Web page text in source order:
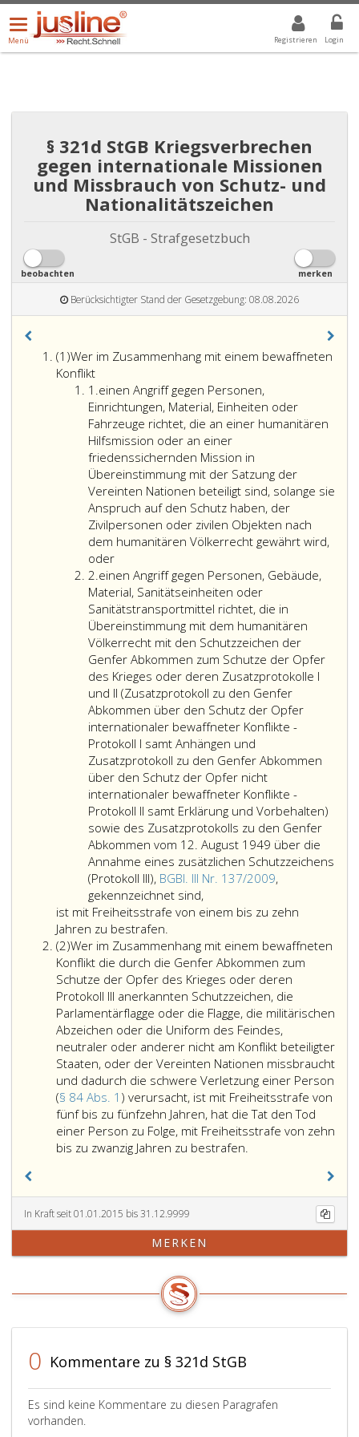
Registrieren Login
Menü
öffnen/schließen
Menü
ALLE DROPDOWN: GEWÄHLTER WERT IST ALLE
§ 321d StGB Kriegsverbrechen
gegen internationale Missionen
und Missbrauch von Schutz- und
Nationalitätszeichen
StGB - Strafgesetzbuch
beobachten merken
Berücksichtigter Stand der Gesetzgebung: 08.08.2026
(1)Absatz
eins
Wer im Zusammenhang mit einem bewaffneten
Konflikt
1.Ziffer
eins
einen Angriff gegen Personen,
Einrichtungen, Material, Einheiten oder
Fahrzeuge richtet, die an einer humanitären
Hilfsmission oder an einer
friedenssichernden Mission in
Übereinstimmung mit der Satzung der
Vereinten Nationen beteiligt sind, solange sie
Anspruch auf den Schutz haben, der
Zivilpersonen oder zivilen Objekten nach
dem humanitären Völkerrecht gewährt wird,
oder
2.Ziffer
2
einen Angriff gegen Personen, Gebäude,
Material, Sanitätseinheiten oder
Sanitätstransportmittel richtet, die in
Übereinstimmung mit dem humanitären
Völkerrecht mit den Schutzzeichen der
Genfer Abkommen zum Schutze der Opfer
des Krieges oder deren Zusatzprotokolle I
und II (Zusatzprotokoll zu den Genfer
Abkommen über den Schutz der Opfer
internationaler bewaffneter Konflikte -
Protokoll I samt Anhängen und
Zusatzprotokoll zu den Genfer Abkommen
über den Schutz der Opfer nicht
internationaler bewaffneter Konflikte -
Protokoll II samt Erklärung und Vorbehalten)
sowie des Zusatzprotokolls zu den Genfer
Abkommen vom 12. August 1949 über die
Annahme eines zusätzlichen Schutzzeichens
(Protokoll III), BGBl. III Nr. 137/2009,
gekennzeichnet sind,einen
Angriff
Personen,
Gebäude,
Material,
Sanitätseinheiten
oder
Sanitätstransportmittel
richtet,
die
in
Übereinstimmung
mit
dem
humanitären
den
der
Genfer
Schutze
Opfer
Krieges
deren
Zusatzprotokolle
ist mit Freiheitsstrafe von einem bis zu zehn
Jahren zu bestrafen.
(2)Absatz
2
Wer im Zusammenhang mit einem bewaffneten
Konflikt die durch die Genfer Abkommen zum
Schutze der Opfer des Krieges oder deren
Protokoll III anerkannten Schutzzeichen, die
Parlamentärflagge oder die Flagge, die militärischen
Abzeichen oder die Uniform des Feindes,
neutraler oder anderer nicht am Konflikt beteiligter
Staaten, oder der Vereinten Nationen missbraucht
und dadurch die schwere Verletzung einer Person
(§ 84 Abs. 1 ) verursacht, ist mit Freiheitsstrafe von
fünf bis zu fünfzehn Jahren, hat die Tat den Tod
einer Person zu Folge, mit Freiheitsstrafe von zehn
bis zu zwanzig Jahren zu bestrafen.
Zusammenhang
mit
bewaffneten
die
Abkommen
Opfer
des
In Kraft seit 01.01.2015 bis 31.12.9999
MERKEN
0 Kommentare zu § 321d StGB
Es sind keine Kommentare zu diesen Paragrafen
vorhanden.